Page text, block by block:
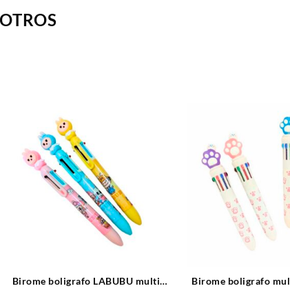
Birome boligrafo LABUBU multi
Birome boligrafo